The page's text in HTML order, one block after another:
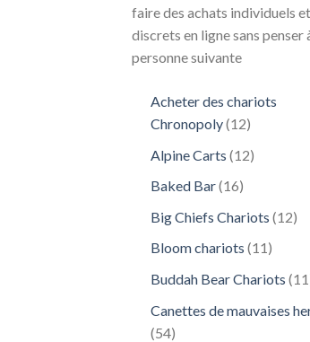
faire des achats individuels et
discrets en ligne sans penser
personne suivante
Acheter des chariots
Chronopoly 1212
Alpine Carts 1212
Baked Bar 1616
Big Chiefs Chariots 1212
Bloom chariots 1111
Buddah Bear Chariots 11
Canettes de mauvaises
5454